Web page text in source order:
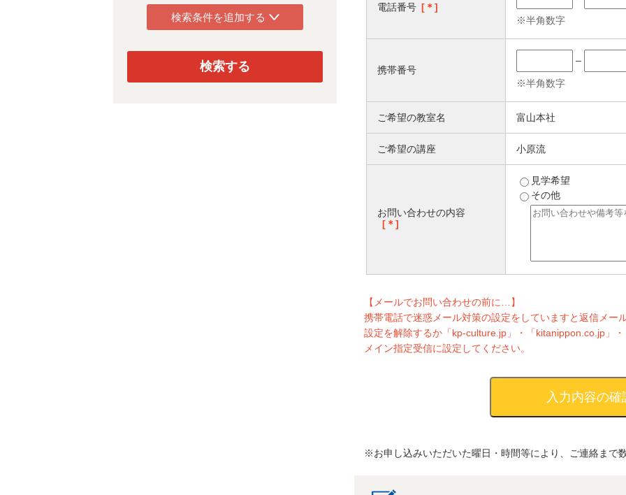
検索条件を追加する
検索する
電話番号 [＊]
※半角数字
携帯番号
–
※半角数字
ご希望の教室名 富山本社
ご希望の講座 小原流
お問い合わせの内容
[＊]
見学希望
その他
【メールでお問い合わせの前に…】
携帯電話で迷惑メール対策の設定をしていますと返信メー
設定を解除するか「kp-culture.jp」・「kitanippon.co.jp」
メイン指定受信に設定してください。
※お申し込みいただいた曜日・時間等により、ご連絡まで